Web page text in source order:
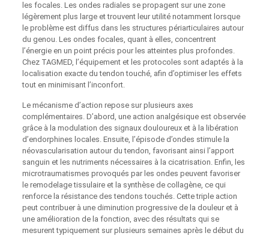
les focales. Les ondes radiales se propagent sur une zone
légèrement plus large et trouvent leur utilité notamment lorsque
le problème est diffus dans les structures périarticulaires autour
du genou. Les ondes focales, quant à elles, concentrent
l’énergie en un point précis pour les atteintes plus profondes.
Chez TAGMED, l’équipement et les protocoles sont adaptés à la
localisation exacte du tendon touché, afin d’optimiser les effets
tout en minimisant l’inconfort.
Le mécanisme d’action repose sur plusieurs axes
complémentaires. D’abord, une action analgésique est observée
grâce à la modulation des signaux douloureux et à la libération
d’endorphines locales. Ensuite, l’épisode d’ondes stimule la
néovascularisation autour du tendon, favorisant ainsi l’apport
sanguin et les nutriments nécessaires à la cicatrisation. Enfin, les
microtraumatismes provoqués par les ondes peuvent favoriser
le remodelage tissulaire et la synthèse de collagène, ce qui
renforce la résistance des tendons touchés. Cette triple action
peut contribuer à une diminution progressive de la douleur et à
une amélioration de la fonction, avec des résultats qui se
mesurent typiquement sur plusieurs semaines après le début du